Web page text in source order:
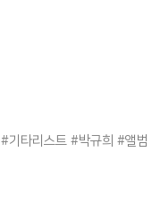
#기타리스트 #박규희 #앨범